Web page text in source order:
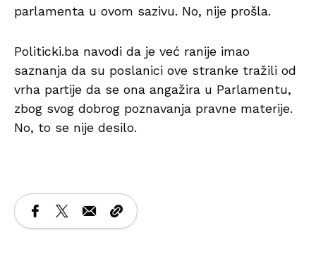
parlamenta u ovom sazivu. No, nije prošla.
Politicki.ba navodi da je već ranije imao
saznanja da su poslanici ove stranke tražili od
vrha partije da se ona angažira u Parlamentu,
zbog svog dobrog poznavanja pravne materije.
No, to se nije desilo.